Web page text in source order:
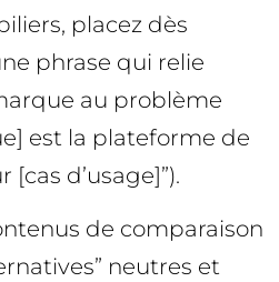
placez dès
phrase qui relie
au problème
est la plateforme de
d’usage]”).
de comparaison
neutres et